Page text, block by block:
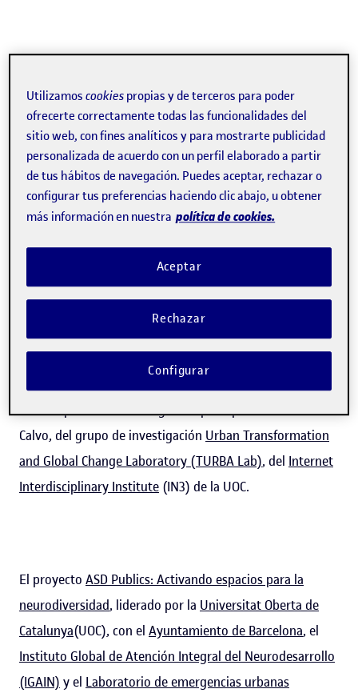
neurodiversidad, liderado por laUniversitat Oberta de
Catalunya
(UOC), con elAyuntamiento de Barcelona , el
Instituto Global de Atención Integral del Neurodesarrollo
(IGAIN) y elLaboratorio de emergencias urbanas
(LEMUR), establece las pautas para diseñar espacios de
diseño con pautas para crear y gestionar espacios de
juego, de forma que los niños con trastorno del espectro
autista (TEA) también puedan disfrutar de los parques
públicos. El segundo es una metodología de cocreación,
estos espacios. La investigadora principal ha sido Blanca
Calvo, del grupo de investigación Urban Transformation
and Global Change Laboratory (TURBA Lab), del Internet
Interdisciplinary Institute (IN3) de la UOC.
El proyecto ASD Publics: Activando espacios para la
neurodiversidad, liderado por la Universitat Oberta de
Catalunya(UOC), con el Ayuntamiento de Barcelona, el
Instituto Global de Atención Integral del Neurodesarrollo
(IGAIN) y el Laboratorio de emergencias urbanas
Utilizamoscookies propias y de terceros para poder
ofrecerte correctamente todas las funcionalidades del
sitio web, con fines analíticos y para mostrarte publicidad
personalizada de acuerdo con un perfil elaborado a partir
de tus hábitos de navegación. Puedes aceptar, rechazar o
configurar tus preferencias haciendo clic abajo, u obtener
más información en nuestra política de cookies.
Rechazar
Aceptar
Configurar